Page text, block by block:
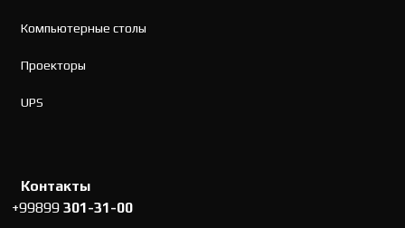
Компьютерные столы
Проекторы
UPS
Контакты
+99899301-31-00